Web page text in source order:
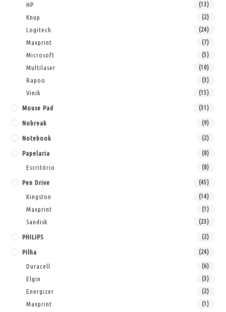
HP (13)
Knup (2)
Logitech (24)
Maxprint (7)
Microsoft (5)
Multilaser (10)
Rapoo (3)
Vinik (15)
Mouse Pad (31)
Nobreak (9)
Notebook (2)
Papelaria (8)
Escritório (8)
Pen Drive (45)
Kingston (14)
Maxprint (1)
Sandisk (23)
PHILIPS (2)
Pilha (24)
Duracell (6)
Elgin (3)
Energizer (2)
Maxprint (1)